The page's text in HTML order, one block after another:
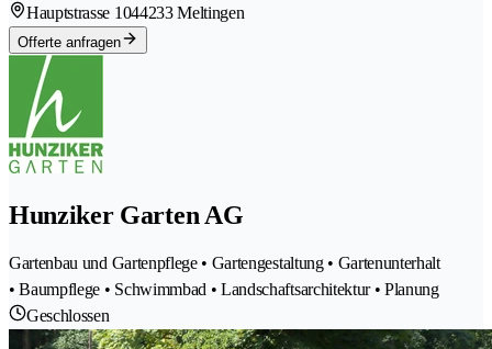
Hauptstrasse 1044233 Meltingen
Offerte anfragen
Hunziker Garten AG
Gartenbau und Gartenpflege • Gartengestaltung • Gartenunterhalt
• Baumpflege • Schwimmbad • Landschaftsarchitektur • Planung
Geschlossen